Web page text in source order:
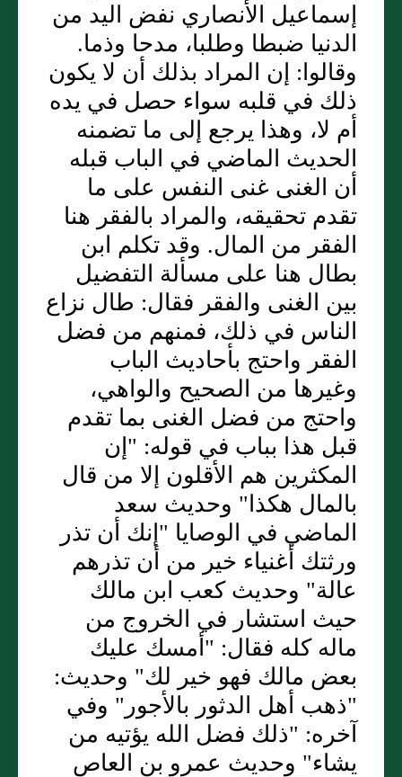
إسماعيل الأنصاري نفض اليد من
الدنيا ضبطا وطلبا، مدحا وذما.
وقالوا: إن المراد بذلك أن لا يكون
ذلك في قلبه سواء حصل في يده
أم لا، وهذا يرجع إلى ما تضمنه
الحديث الماضي في الباب قبله
أن الغنى غنى النفس على ما
تقدم تحقيقه، والمراد بالفقر هنا
الفقر من المال. وقد تكلم ابن
بطال هنا على مسألة التفضيل
بين الغنى والفقر فقال: طال نزاع
الناس في ذلك، فمنهم من فضل
الفقر واحتج بأحاديث الباب
وغيرها من الصحيح والواهي،
واحتج من فضل الغنى بما تقدم
قبل هذا بباب في قوله: "إن
المكثرين هم الأقلون إلا من قال
بالمال هكذا" وحديث سعد
الماضي في الوصايا "إنك أن تذر
ورثتك أغنياء خير من أن تذرهم
عالة" وحديث كعب ابن مالك
حيث استشار في الخروج من
ماله كله فقال: "أمسك عليك
بعض مالك فهو خير لك" وحديث:
"ذهب أهل الدثور بالأجور" وفي
آخره: "ذلك فضل الله يؤتيه من
يشاء" وحديث عمرو بن العاص